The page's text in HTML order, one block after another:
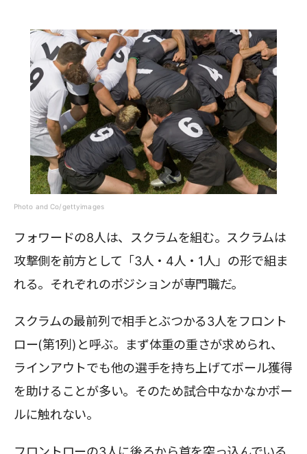
Photo and Co/gettyimages
フォワードの8人は、スクラムを組む。スクラムは
攻撃側を前方として「3人・4人・1人」の形で組ま
れる。それぞれのポジションが専門職だ。
スクラムの最前列で相手とぶつかる3人をフロント
ロー(第1列)と呼ぶ。まず体重の重さが求められ、
ラインアウトでも他の選手を持ち上げてボール獲得
を助けることが多い。そのため試合中なかなかボー
ルに触れない。